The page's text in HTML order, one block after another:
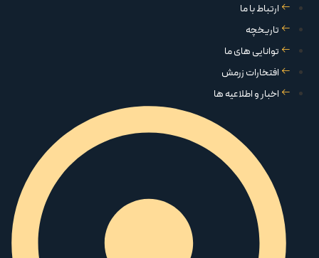
ارتباط با ما
تاریخچه
توانایی های ما
افتخارات زرمش
اخبار و اطلاعیه ها